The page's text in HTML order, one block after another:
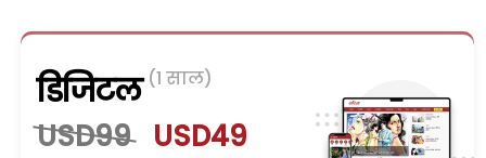
डिजिटल (1 साल)
USD99 USD49